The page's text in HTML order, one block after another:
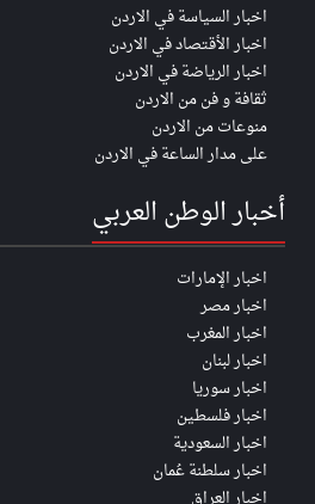
اخبار السياسة في الاردن
اخبار الأقتصاد في الاردن
اخبار الرياضة في الاردن
ثقافة و فن من الاردن
منوعات من الاردن
على مدار الساعة في الاردن
أخبار الوطن العربي
اخبار الإمارات
اخبار مصر
اخبار المغرب
اخبار لبنان
اخبار سوريا
اخبار فلسطين
اخبار السعودية
اخبار سلطنة عُمان